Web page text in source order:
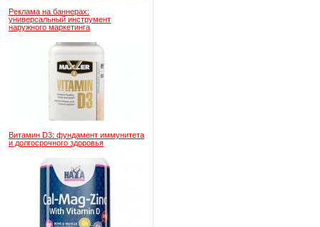
Реклама на баннерах:
универсальный инструмент
наружного маркетинга
Витамин D3: фундамент иммунитета
и долгосрочного здоровья